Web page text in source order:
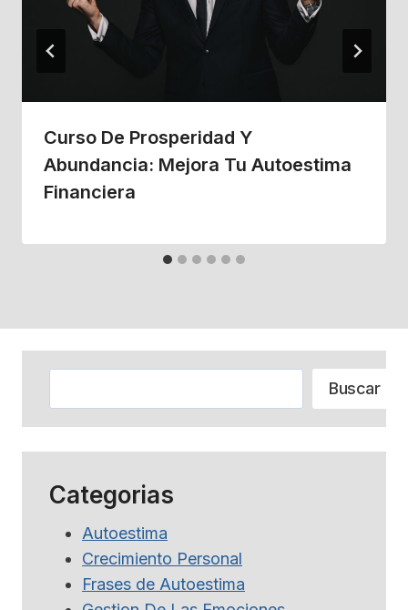
Curso De Prosperidad Y
Abundancia: Mejora Tu Autoestima
Financiera
Buscar
Categorias
Autoestima
Crecimiento Personal
Frases de Autoestima